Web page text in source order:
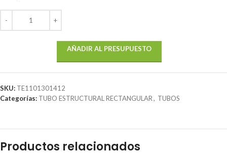
AÑADIR AL PRESUPUESTO
SKU: TE1101301412
Categorías: TUBO ESTRUCTURAL RECTANGULAR, TUBOS
Productos relacionados